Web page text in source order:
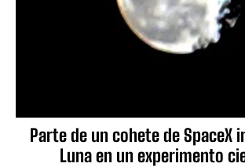
Parte de un cohete de SpaceX
Luna en un experimento